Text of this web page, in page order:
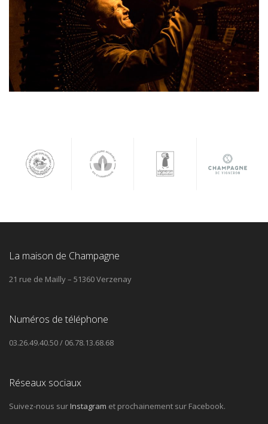
La maison de Champagne
21 rue de Mailly – 51360 Verzenay
Numéros de téléphone
03.26.49.40.50 / 06.78.13.68.68
Réseaux sociaux
Suivez-nous surInstagram et prochainement sur Facebook.